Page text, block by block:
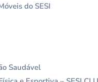
do SESI
Saudável